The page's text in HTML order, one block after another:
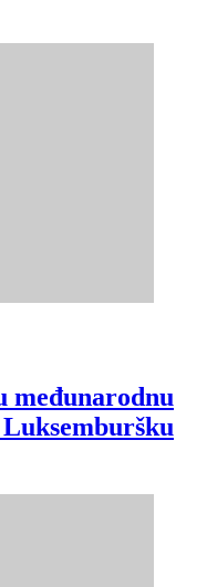
međunarodnu